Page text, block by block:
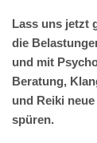
Lass uns jetzt
die
und mit
Beratung,
und Reiki
spüren.